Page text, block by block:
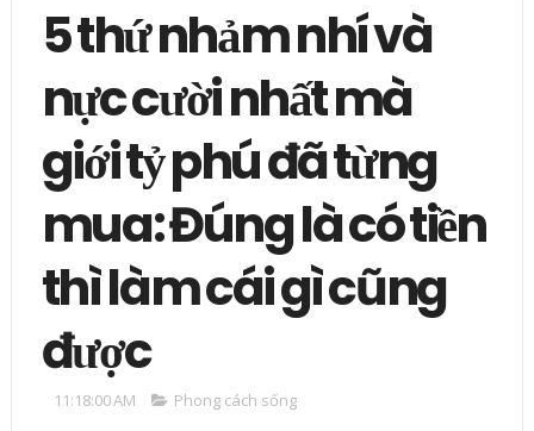
5 thứ nhảm nhí và
nực cười nhất mà
giới tỷ phú đã từng
mua: Đúng là có tiền
thì làm cái gì cũng
được
11:18:00 AM Phong cách sống